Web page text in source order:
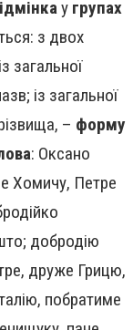
у групах
з двох
загальної
із загальної
– форму
: Оксано
Хомичу, Петре
добродію
друже Грицю,
побратиме